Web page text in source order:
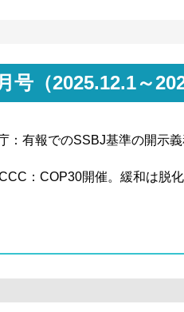
向けて各年の実質価格上昇率
換の費用感をベースとした、
議会サステナビリティ開示と
開催し、 中間論点整理以降
1兆円未満5,000億円以上の
後3ヵ月以内提出を維持する
製品等の需要喚起に向けた
との連携方法等を議論。
号（2025.12.1～
：有報でのSSBJ基準の開示
：COP30開催。緩和は脱